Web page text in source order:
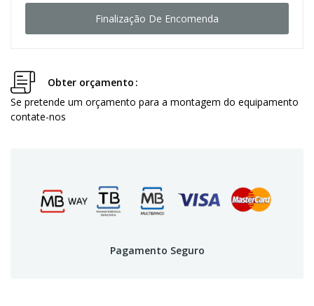
Finalização De Encomenda
Obter orçamento
Se pretende um orçamento para a montagem do equipamento
contate-nos
Pagamento Seguro